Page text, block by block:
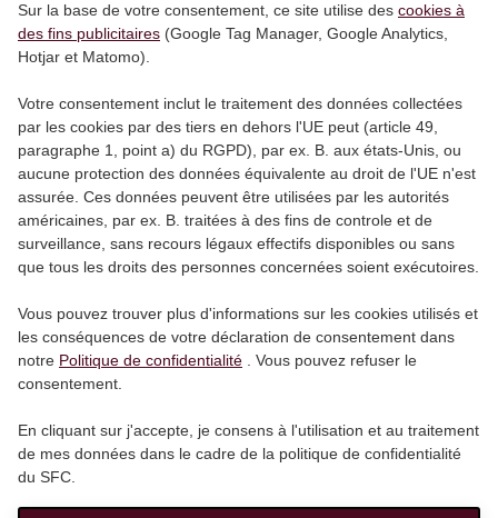
Sur la base de votre consentement, ce site utilise des cookies à
des fins publicitaires (Google Tag Manager, Google Analytics,
Hotjar et Matomo).
Votre consentement inclut le traitement des données collectées
par les cookies par des tiers en dehors l'UE peut (article 49,
paragraphe 1, point a) du RGPD), par ex. B. aux états-Unis, ou
aucune protection des données équivalente au droit de l'UE n'est
assurée. Ces données peuvent être utilisées par les autorités
américaines, par ex. B. traitées à des fins de controle et de
surveillance, sans recours légaux effectifs disponibles ou sans
que tous les droits des personnes concernées soient exécutoires.
Vous pouvez trouver plus d'informations sur les cookies utilisés et
les conséquences de votre déclaration de consentement dans
notre Politique de confidentialité . Vous pouvez refuser le
consentement.
En cliquant sur j'accepte, je consens à l'utilisation et au traitement
de mes données dans le cadre de la politique de confidentialité
du SFC.